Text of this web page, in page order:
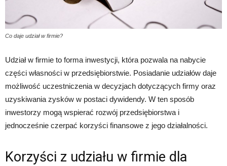
Co daje udział w firmie?
Udział w firmie to forma inwestycji, która pozwala na nabycie
części własności w przedsiębiorstwie. Posiadanie udziałów daje
możliwość uczestniczenia w decyzjach dotyczących firmy oraz
uzyskiwania zysków w postaci dywidendy. W ten sposób
inwestorzy mogą wspierać rozwój przedsiębiorstwa i
jednocześnie czerpać korzyści finansowe z jego działalności.
Korzyści z udziału w firmie dla